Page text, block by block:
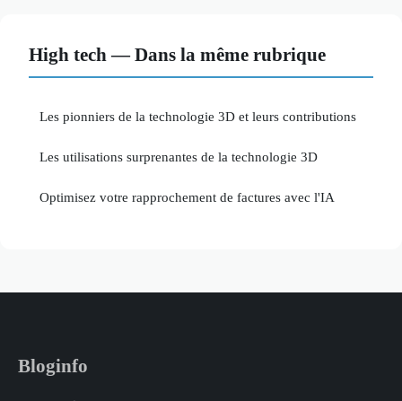
High tech — Dans la même rubrique
Les pionniers de la technologie 3D et leurs contributions
Les utilisations surprenantes de la technologie 3D
Optimisez votre rapprochement de factures avec l'IA
Bloginfo